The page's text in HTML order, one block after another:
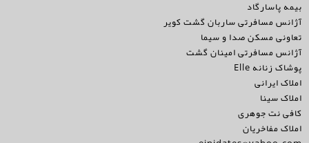
بیمه پاسارگاد
آژانس مسافرتی ساربان گشت کویر
تعاونی مسکن صدا و سیما
آژانس مسافرتی امینان گشت
پوشاک زنانه Elle
املاک ایرانی
املاک سینا
کافی نت جوهری
املاک مفاخریان